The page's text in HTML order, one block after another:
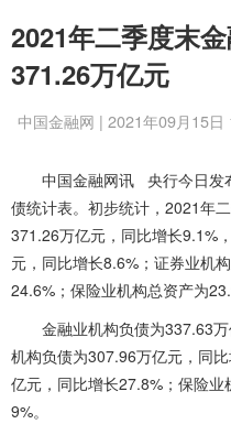
2021年二季度末
371.26万亿元
中国金融网 | 2021年09月15日
中国金融网讯 央行今日发
债统计表。 初步统计，2021年
371.26万亿元，同比增长9.1%
元，同比增长8.6%；证券业机
24.6%；保险业机构总资产为
金融业机构负债为337.63万
机构负债为307.96万亿元，同
亿元，同比增长27.8%；保险
9%。